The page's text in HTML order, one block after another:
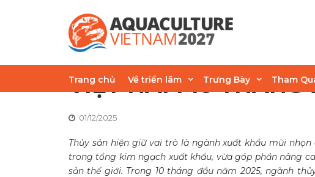
Trang chủ Về triển lãm Trưng Bày Tham
THỊ TRƯỜNG XUẤT
VIỆT NAM 10
01/12/2025
Thủy sản hiện giữ vai trò là ngành xuất khẩu mũi
trong tổng kim ngạch xuất khẩu, vừa góp phần nâng
sản thế giới. Trong 10 tháng đầu năm 2025, ngành